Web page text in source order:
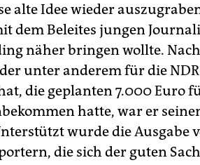
alte Idee wieder
dem Beleites jungen
näher bringen wollte.
unter anderem für die
die geplanten 7.000 Euro
hatte, war er
wurde die Ausgabe
die sich der guten